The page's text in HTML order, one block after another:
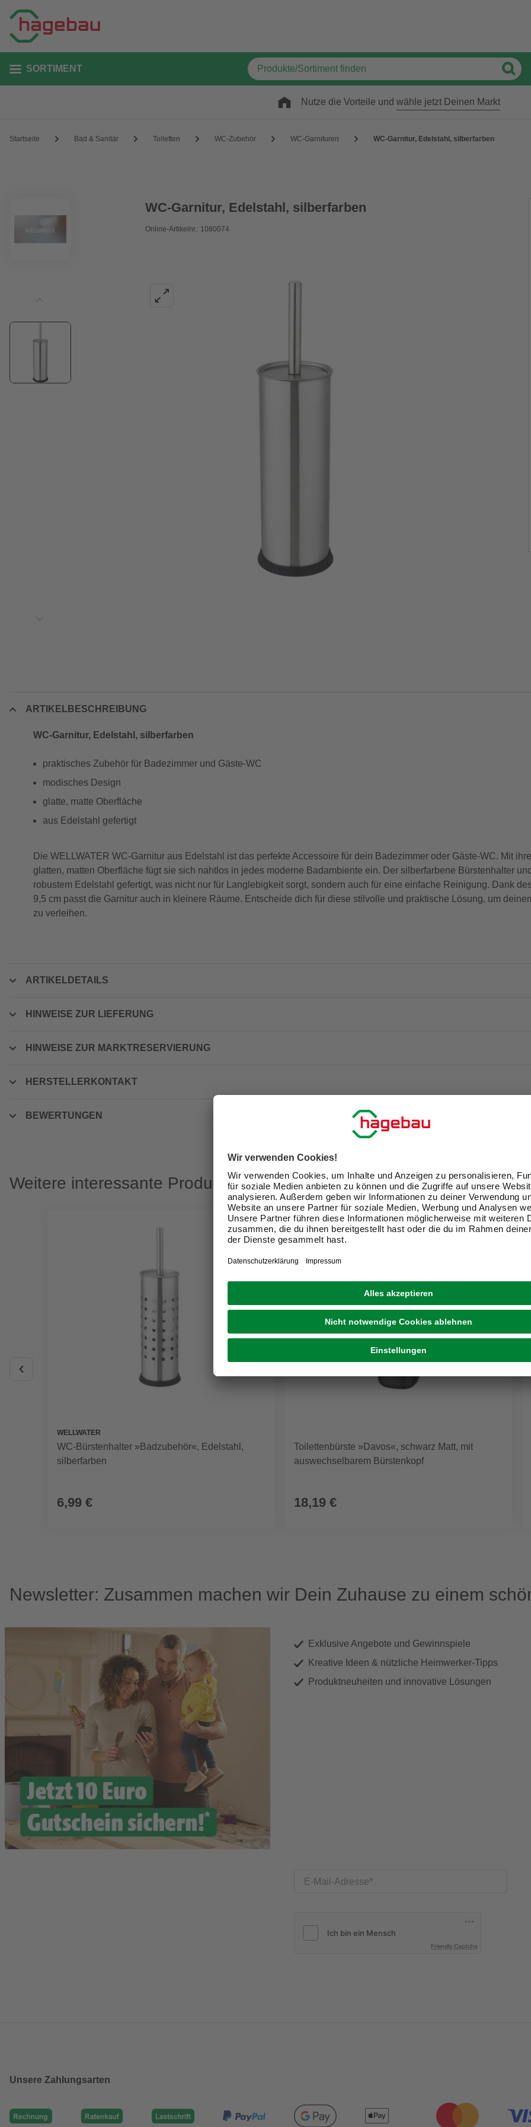
SORTIMENT
Nutze die Vorteile und wähle jetzt Deinen Markt
Startseite Bad & Sanitär Toiletten WC-Zubehör WC-Garnituren WC-Garnitur, Edelstahl, silberfarben
WC-Garnitur, Edelstahl, silberfarben
Online-Artikelnr.: 1080074
ARTIKELBESCHREIBUNG
WC-Garnitur, Edelstahl, silberfarben
praktisches Zubehör für Badezimmer und Gäste-WC
modisches Design
glatte, matte Oberfläche
aus Edelstahl gefertigt
Die WELLWATER WC-Garnitur aus Edelstahl ist das perfekte Accessoire für dein Badezimmer oder Gäste-WC. Mit
glatten, matten Oberfläche fügt sie sich nahtlos in jedes moderne Badambiente ein. Der silberfarbene Bürstenhalter
robustem Edelstahl gefertigt, was nicht nur für Langlebigkeit sorgt, sondern auch für eine einfache Reinigung. Dank
9,5 cm passt die Garnitur auch in kleinere Räume. Entscheide dich für diese stilvolle und praktische Lösung, um
zu verleihen.
ARTIKELDETAILS
HINWEISE ZUR LIEFERUNG
HINWEISE ZUR MARKTRESERVIERUNG
HERSTELLERKONTAKT
BEWERTUNGEN
Weitere interessante Produkte
WELLWATER
WC-Bürstenhalter »Badzubehör«, Edelstahl,
silberfarben
6,99 €
Toilettenbürste »Davos«, schwarz Matt, mit
auswechselbarem Bürstenkopf
18,19 €
Newsletter: Zusammen machen wir Dein Zuhause zu einem
Exklusive Angebote und Gewinnspiele
Kreative Ideen & nützliche Heimwerker-Tipps
Produktneuheiten und innovative Lösungen
E-Mail-Adresse
Friendly Captcha
Unsere Zahlungsarten